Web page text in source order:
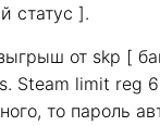
статус ].
от skp [
Steam limit reg
то пароль